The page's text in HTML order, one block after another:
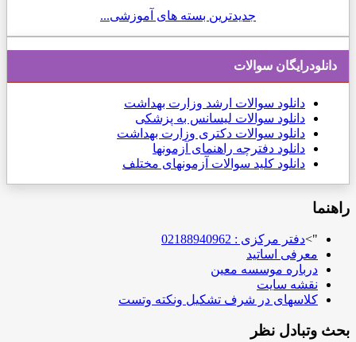
جدیدترین بسته های آموزشی...
دانلودرایگان سوالات
دانلود سوالات ارشد وزارت بهداشت
دانلود سوالات لیسانس به پزشکی
دانلود سوالات دکتری وزارت بهداشت
دانلود دفترچه راهنمای آزمونها
دانلود کلید سوالات آزمونهای مختلف
راهنما
">دفتر مرکزی : 02188940962
معرفی اساتید
درباره موسسه معین
نقشه سایت
کلاسهای در شرف تشکیل ونکته وتست
بحث وتبادل نظر